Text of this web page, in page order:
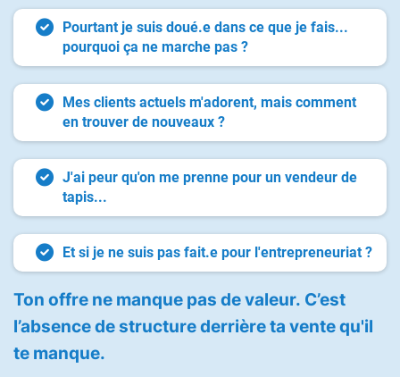
Pourtant je suis doué.e dans ce que je fais...
pourquoi ça ne marche pas ?
Mes clients actuels m'adorent, mais comment
en trouver de nouveaux ?
J'ai peur qu'on me prenne pour un vendeur de
tapis...
Et si je ne suis pas fait.e pour l'entrepreneuriat ?
Ton offre ne manque pas de valeur. C’est
l’absence de structure derrière ta vente qu'il
te manque.